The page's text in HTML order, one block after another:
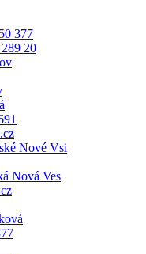
377
20
Nové Vsi
Nová Ves